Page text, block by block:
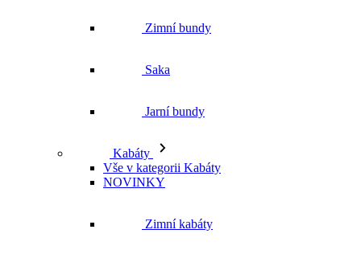
Zimní bundy
Saka
Jarní bundy
Kabáty
Vše v kategorii Kabáty
NOVINKY
Zimní kabáty